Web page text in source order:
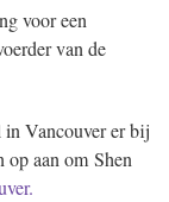
voor een
van de
in Vancouver er bij
op aan om Shen